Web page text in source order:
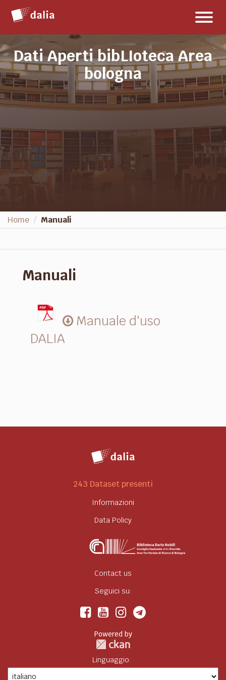
contenuto
Dati Aperti bibLIoteca Area
bologna
Home Manuali
Manuali
Manuale d'uso
DALIA
243 Dataset presenti
Informazioni
Data Policy
Contact us
Seguici su:
Powered by
Linguaggio